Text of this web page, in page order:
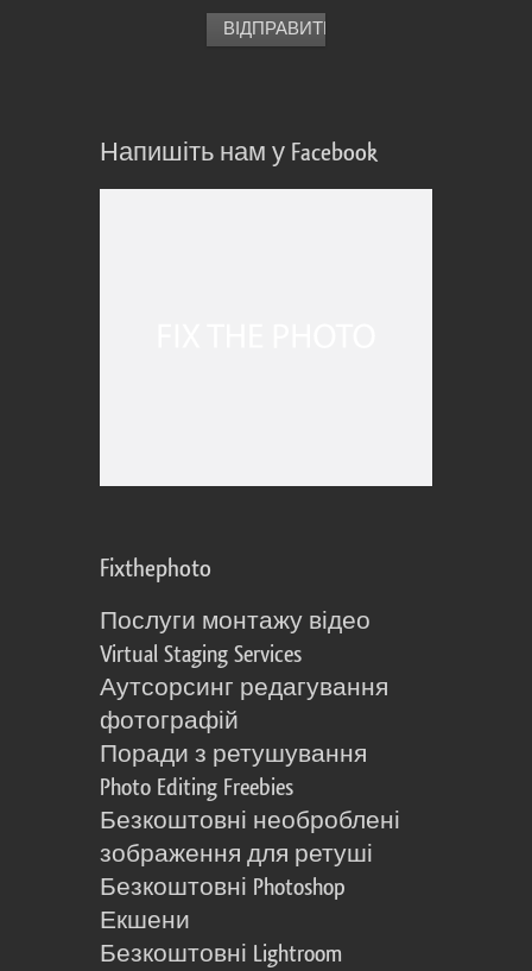
Напишіть нам у Facebook
Fixthephoto
Послуги монтажу відео
Virtual Staging Services
Аутсорсинг редагування
фотографій
Поради з ретушування
Photo Editing Freebies
Безкоштовні необроблені
зображення для ретуші
Безкоштовні Photoshop
Екшени
Безкоштовні Lightroom